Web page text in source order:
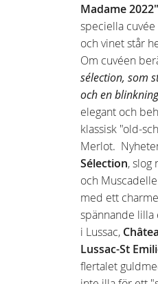
Madame 2022"
speciella cuvée
och vinet står
Om cuvéen
sélection, som
och en
elegant och
klassisk "old-
Merlot.
Sélection, slog
och
med ett
spännande
i Lussac,
Lussac-St
flertalet